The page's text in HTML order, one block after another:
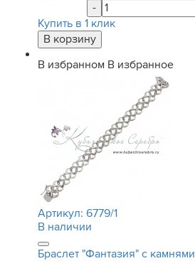
-
Купить в 1 клик
В избранном В избранное
Артикул: 6779/1
В наличии
Браслет "Фантазия" с камнями